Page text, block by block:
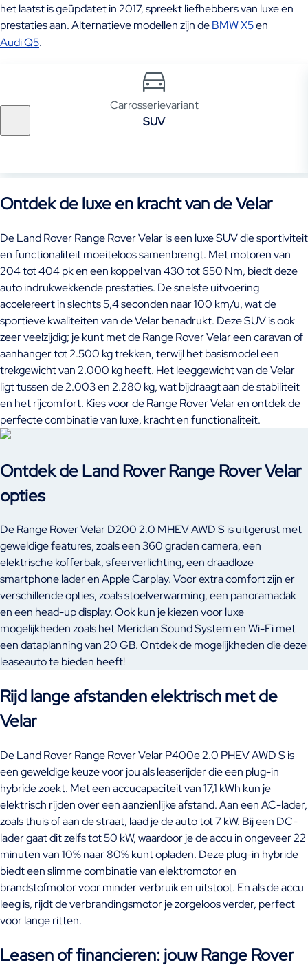
het laatst is geüpdatet in 2017, spreekt liefhebbers van luxe en
prestaties aan. Alternatieve modellen zijn deBMW X5en
Audi Q5.
Carrosserievariant
SUV
Ontdek de luxe en kracht van de Velar
De Land Rover Range Rover Velar is een luxe SUV die sportiviteit
en functionaliteit moeiteloos samenbrengt. Met motoren van
204 tot 404 pk en een koppel van 430 tot 650 Nm, biedt deze
auto indrukwekkende prestaties. De snelste uitvoering
accelereert in slechts 5,4 seconden naar 100 km/u, wat de
sportieve kwaliteiten van de Velar benadrukt. Deze SUV is ook
zeer veelzijdig; je kunt met de Range Rover Velar een caravan of
aanhanger tot 2.500 kg trekken, terwijl het basismodel een
trekgewicht van 2.000 kg heeft. Het leeggewicht van de Velar
ligt tussen de 2.003 en 2.280 kg, wat bijdraagt aan de stabiliteit
en het rijcomfort. Kies voor de Range Rover Velar en ontdek de
perfecte combinatie van luxe, kracht en functionaliteit.
Ontdek de Land Rover Range Rover Velar
opties
De Range Rover Velar D200 2.0 MHEV AWD S is uitgerust met
geweldige features, zoals een 360 graden camera, een
elektrische kofferbak, sfeerverlichting, een draadloze
smartphone lader en Apple Carplay. Voor extra comfort zijn er
verschillende opties, zoals stoelverwarming, een panoramadak
en een head-up display. Ook kun je kiezen voor luxe
mogelijkheden zoals het Meridian Sound System en Wi-Fi met
een dataplanning van 20 GB. Ontdek de mogelijkheden die deze
leaseauto te bieden heeft!
Rijd lange afstanden elektrisch met de
Velar
De Land Rover Range Rover Velar P400e 2.0 PHEV AWD S is
een geweldige keuze voor jou als leaserijder die een plug-in
hybride zoekt. Met een accucapaciteit van 17,1 kWh kun je
elektrisch rijden over een aanzienlijke afstand. Aan een AC-lader,
zoals thuis of aan de straat, laad je de auto tot 7 kW. Bij een DC-
lader gaat dit zelfs tot 50 kW, waardoor je de accu in ongeveer 22
minuten van 10% naar 80% kunt opladen. Deze plug-in hybride
biedt een slimme combinatie van elektromotor en
brandstofmotor voor minder verbruik en uitstoot. En als de accu
leeg is, rijdt de verbrandingsmotor je zorgeloos verder, perfect
voor lange ritten.
Leasen of financieren: jouw Range Rover